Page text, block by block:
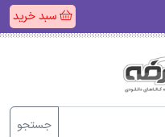
سبد خرید
جستجو